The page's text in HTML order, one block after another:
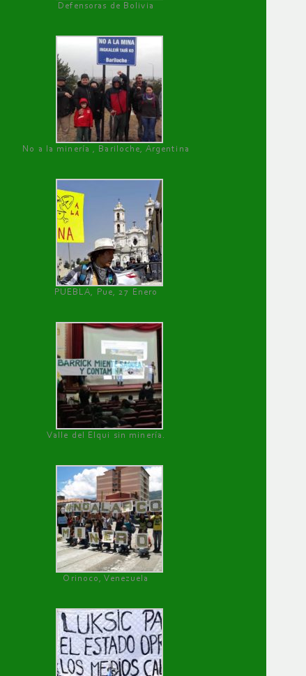
Defensoras de Bolivia
No a la minería , Bariloche, Argentina
PUEBLA, Pue, 27 Enero
Valle del Elqui sin minería.
Orinoco, Venezuela